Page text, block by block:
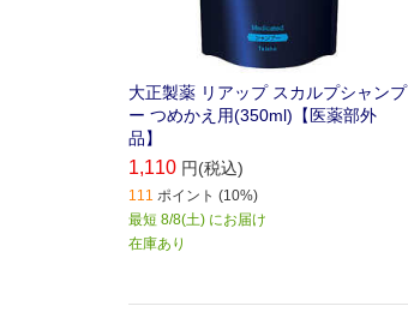
大正製薬 リアップ スカルプシャンプ
ー つめかえ用(350ml)【医薬部外
品】
1,110 円(税込)
111 ポイント (10%)
最短 8/8(土) にお届け
在庫あり